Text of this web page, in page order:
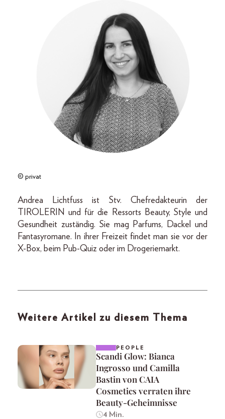
© privat
Andrea Lichtfuss ist Stv. Chefredakteurin der
TIROLERIN und für die Ressorts Beauty, Style und
Gesundheit zuständig. Sie mag Parfums, Dackel und
Fantasyromane. In ihrer Freizeit findet man sie vor der
X-Box, beim Pub-Quiz oder im Drogeriemarkt.
Weitere Artikel zu diesem Thema
PEOPLE
Scandi Glow: Bianca
Ingrosso und Camilla
Bastin von CAIA
Cosmetics verraten ihre
Beauty-Geheimnisse
4 Min.